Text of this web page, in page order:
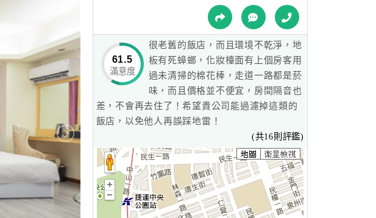
61.5
滿意度
很老舊的飯店，而且環境不乾淨，地
板有死蟑螂，化妝檯面有上個房客用
過未清掃的棉花棒，走道一路都是菸
味，而且價格並不便宜，房間隔音也
差，不會再去住了！希望貴公司能過濾掉這類的
飯店，以免他人再誤踩地雷！
(共16則評鑑)